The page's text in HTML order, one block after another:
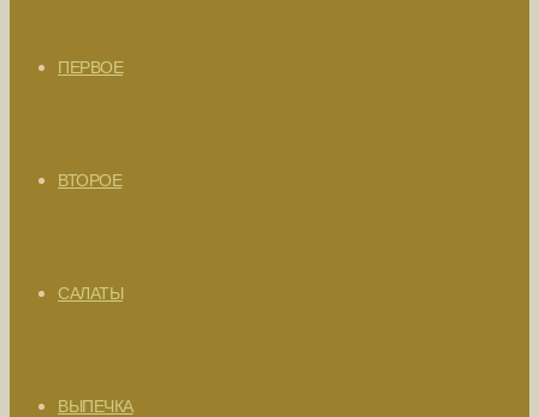
ПЕРВОЕ
ВТОРОЕ
САЛАТЫ
ВЫПЕЧКА